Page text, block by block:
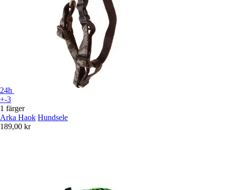
24h
+-3
1 färger
Arka Haok Hundsele
189,00 kr